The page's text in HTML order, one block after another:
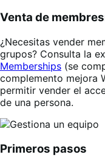
Venta de
¿Necesitas vender
grupos? Consulta la
Memberships (se
complemento mejora
permitir vender el
de una persona.
Primeros pasos